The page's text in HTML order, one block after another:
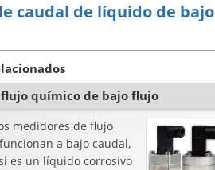
caudal de líquido de bajo
químico de bajo flujo
medidores de flujo
a bajo caudal,
es un líquido corrosivo